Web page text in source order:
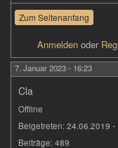
Zum Seitenanfang
Anmelden oder
7. Januar 2023 - 16:23
Cla
Offline
Beigetreten:24.06.2019 -
Beiträge:489